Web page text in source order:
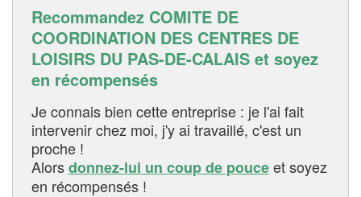
Recommandez COMITE DE
COORDINATION DES CENTRES DE
LOISIRS DU PAS-DE-CALAIS et soyez
en récompensés
Je connais bien cette entreprise : je l'ai fait
intervenir chez moi, j'y ai travaillé, c'est un
proche !
Alorsdonnez-lui un coup de pouceet soyez
en récompensés !